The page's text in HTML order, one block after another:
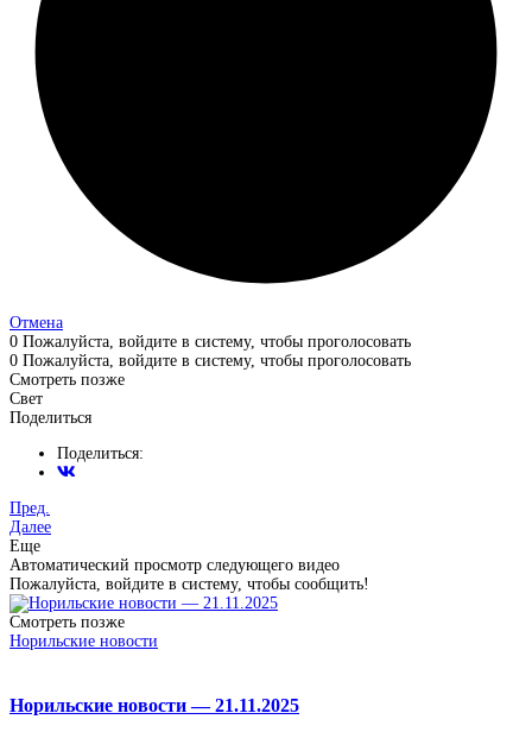
Отмена
0 Пожалуйста, войдите в систему, чтобы проголосовать
0 Пожалуйста, войдите в систему, чтобы проголосовать
Смотреть позже
Свет
Поделиться
Поделиться:
Пред.
Далее
Еще
Автоматический просмотр следующего видео
Пожалуйста, войдите в систему, чтобы сообщить!
Смотреть позже
Норильские новости
Норильские новости — 21.11.2025